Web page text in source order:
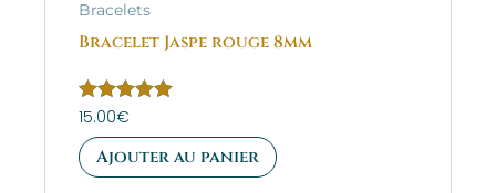
Bracelets
Bracelet Jaspe rouge 8mm
Note
sur 5
15.00€
Ajouter au panier